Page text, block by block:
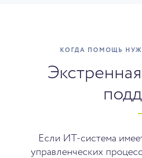
КОГДА ПОМОЩЬ
Если ИТ-система
управленческих